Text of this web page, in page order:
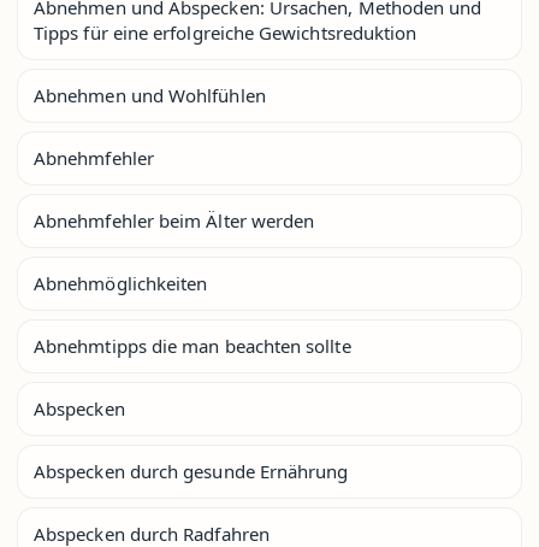
Abnehmen und Abspecken: Ursachen, Methoden und
Tipps für eine erfolgreiche Gewichtsreduktion
Abnehmen und Wohlfühlen
Abnehmfehler
Abnehmfehler beim Älter werden
Abnehmöglichkeiten
Abnehmtipps die man beachten sollte
Abspecken
Abspecken durch gesunde Ernährung
Abspecken durch Radfahren